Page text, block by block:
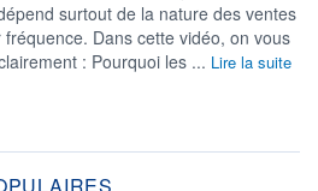
surtout de la nature des ventes
Dans cette vidéo, on vous
: Pourquoi les ... Lire la suite